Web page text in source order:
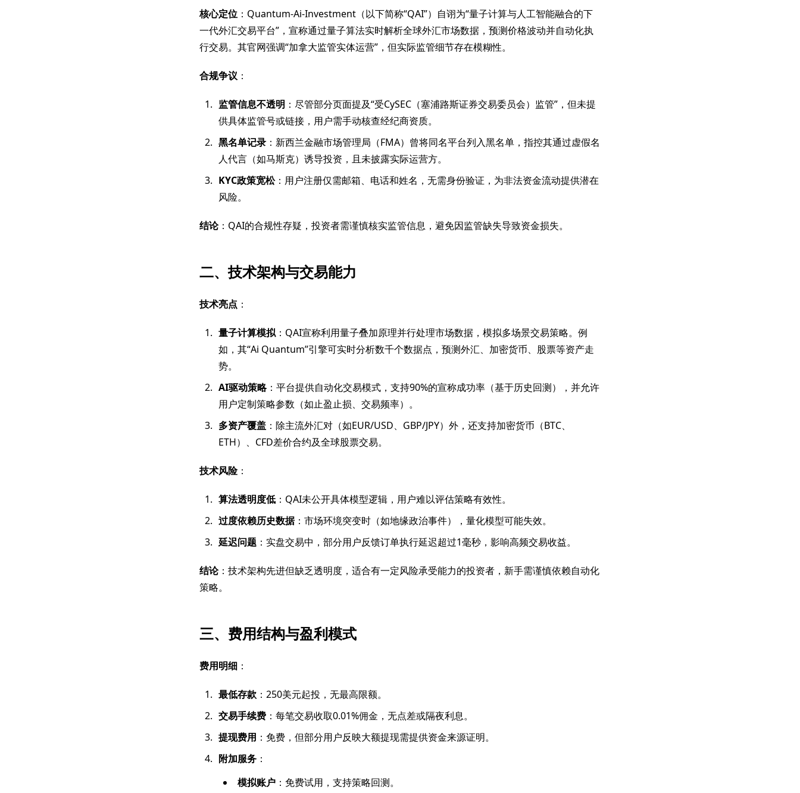
核心定位：Quantum-Ai-Investment（以下简称“QAI”）自诩为“量子计算与人工智能融合的下
一代外汇交易平台”，宣称通过量子算法实时解析全球外汇市场数据，预测价格波动并自动化执
行交易。其官网强调“加拿大监管实体运营”，但实际监管细节存在模糊性。
合规争议 ：
监管信息不透明 ：尽管部分页面提及“受CySEC（塞浦路斯证券交易委员会）监管”，但未提
供具体监管号或链接，用户需手动核查经纪商资质。
黑名单记录：新西兰金融市场管理局（FMA）曾将同名平台列入黑名单，指控其通过虚假名
人代言（如马斯克）诱导投资，且未披露实际运营方。
KYC政策宽松：用户注册仅需邮箱、电话和姓名，无需身份验证，为非法资金流动提供潜在
风险。
结论：QAI的合规性存疑，投资者需谨慎核实监管信息，避免因监管缺失导致资金损失。
二、技术架构与交易能力
技术亮点 ：
量子计算模拟：QAI宣称利用量子叠加原理并行处理市场数据，模拟多场景交易策略。例
如，其“Ai Quantum”引擎可实时分析数千个数据点，预测外汇、加密货币、股票等资产走
势。
AI驱动策略：平台提供自动化交易模式，支持90%的宣称成功率（基于历史回测），并允许
用户定制策略参数（如止盈止损、交易频率）。
多资产覆盖：除主流外汇对（如EUR/USD、GBP/JPY）外，还支持加密货币（BTC、
ETH）、CFD差价合约及全球股票交易。
技术风险：
算法透明度低：QAI未公开具体模型逻辑，用户难以评估策略有效性。
过度依赖历史数据：市场环境突变时（如地缘政治事件），量化模型可能失效。
延迟问题：实盘交易中，部分用户反馈订单执行延迟超过1毫秒，影响高频交易收益。
结论：技术架构先进但缺乏透明度，适合有一定风险承受能力的投资者，新手需谨慎依赖自动化
策略。
三、费用结构与盈利模式
费用明细：
最低存款：250美元起投，无最高限额。
交易手续费：每笔交易收取0.01%佣金，无点差或隔夜利息。
提现费用 ：免费，但部分用户反映大额提现需提供资金来源证明。
附加服务：
模拟账户：免费试用，支持策略回测。